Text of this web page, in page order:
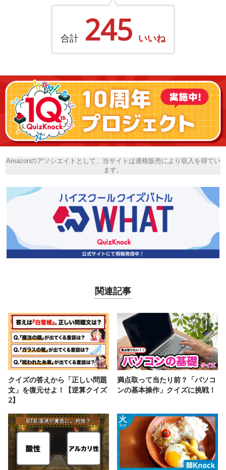
合計 245 いいね
Amazonのアソシエイトとして、当サイトは適格販売により収入を得てい
ます。
関連記事
クイズの答えから「正しい問題
文」を復元せよ！【逆算クイズ
2】
満点取って当たり前？「パソコ
ンの基本操作」クイズに挑戦！